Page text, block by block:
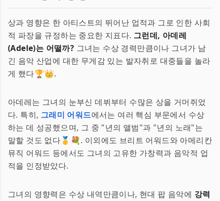
상과 영향은 한 아티스트의 뛰어난 업적과 그로 인한 사회
적 파장을 규정하는 중요한 지표다. 그런데, 아데레
(Adele)는 어떨까? 그녀는 수상 경력만큼이나 그녀가 남
긴 음악 산업에 대한 무게감 있는 발자취로 대중들을 놀라
게 했다🏆👑.
아데레는 그녀의 눈부신 데뷔부터 수많은 상을 거머쥐었
다. 특히, 그래미 어워드에서는 여러 핵심 부문에서 수상
하는 데 성공했으며, 그 중 "년의 앨범"과 "년의 노래"는
말할 것도 없다🥇💐. 이외에도 브리트 어워드와 아메리칸
뮤직 어워드 등에서도 그녀의 고유한 가창력과 음악적 업
적을 인정받았다.
그녀의 영향력은 수상 내역만큼이나, 현대 팝 음악에 강력